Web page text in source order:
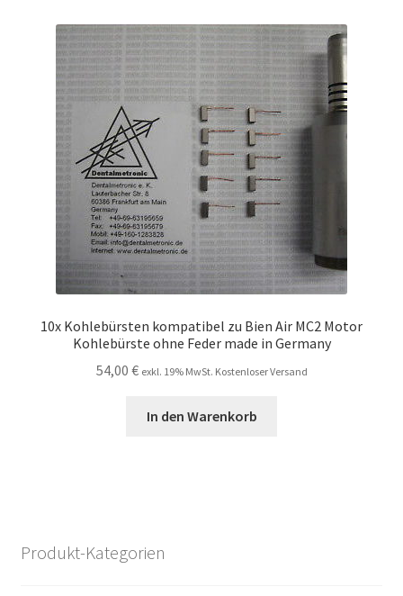
10x Kohlebürsten kompatibel zu Bien Air MC2 Motor
Kohlebürste ohne Feder made in Germany
54,00 € exkl. 19% MwSt. Kostenloser Versand
In den Warenkorb
Produkt-Kategorien